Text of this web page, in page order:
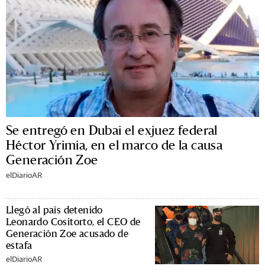
Se entregó en Dubai el exjuez federal
Héctor Yrimia, en el marco de la causa
Generación Zoe
elDiarioAR
Llegó al país detenido
Leonardo Cositorto, el CEO de
Generación Zoe acusado de
estafa
elDiarioAR